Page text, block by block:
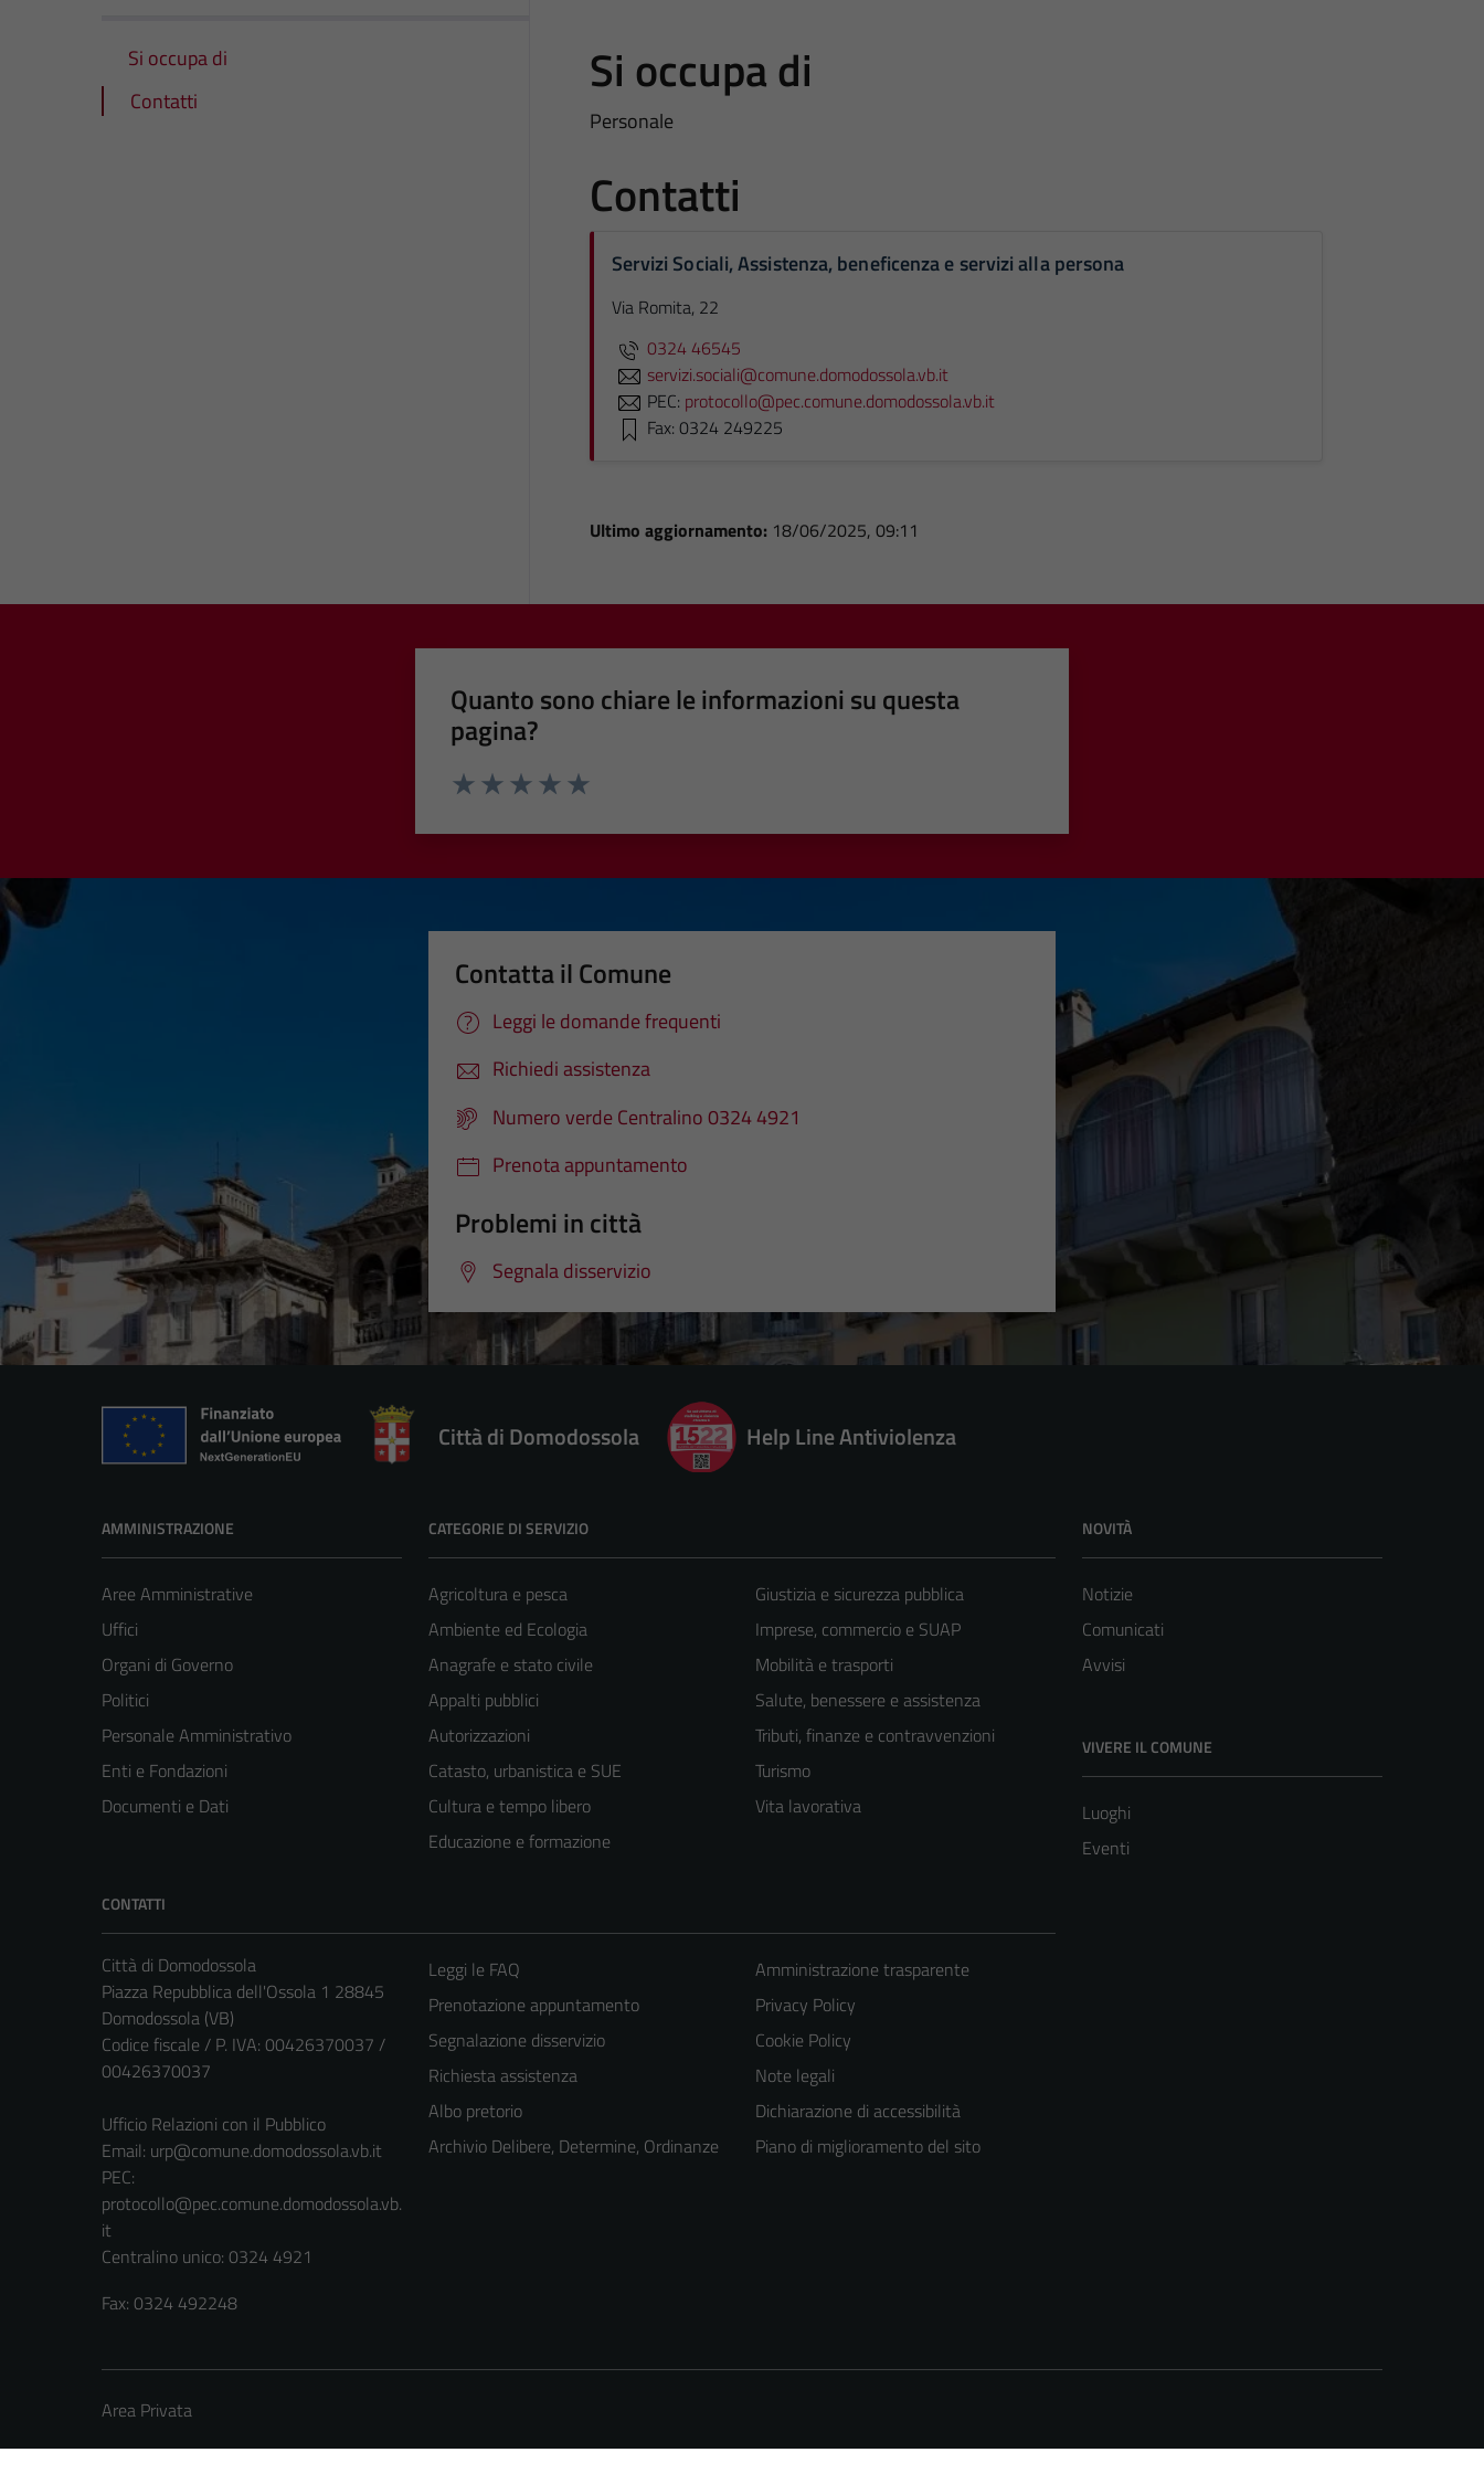
Si occupa di
Contatti
Si occupa di
Personale
Contatti
Servizi Sociali, Assistenza, beneficenza e servizi alla persona
Via Romita, 22
0324 46545
servizi.sociali@comune.domodossola.vb.it
PEC: protocollo@pec.comune.domodossola.vb.it
Fax: 0324 249225
Ultimo aggiornamento: 18/06/2025, 09:11
Quanto sono chiare le informazioni su questa
pagina?
Contatta il Comune
Leggi le domande frequenti
Richiedi assistenza
Numero verde Centralino 0324 4921
Prenota appuntamento
Problemi in città
Segnala disservizio
Città di Domodossola Help Line Antiviolenza
AMMINISTRAZIONE
Aree Amministrative
Uffici
Organi di Governo
Politici
Personale Amministrativo
Enti e Fondazioni
Documenti e Dati
CATEGORIE DI SERVIZIO
Agricoltura e pesca
Ambiente ed Ecologia
Anagrafe e stato civile
Appalti pubblici
Autorizzazioni
Catasto, urbanistica e SUE
Cultura e tempo libero
Educazione e formazione
Giustizia e sicurezza pubblica
Imprese, commercio e SUAP
Mobilità e trasporti
Salute, benessere e assistenza
Tributi, finanze e contravvenzioni
Turismo
Vita lavorativa
NOVITÀ
Notizie
Comunicati
Avvisi
VIVERE IL COMUNE
Luoghi
Eventi
CONTATTI
Città di Domodossola
Piazza Repubblica dell'Ossola 1 28845
Domodossola (VB)
Codice fiscale / P. IVA: 00426370037 /
00426370037
Ufficio Relazioni con il Pubblico
Email: urp@comune.domodossola.vb.it
PEC:
protocollo@pec.comune.domodossola.vb.
it
Centralino unico: 0324 4921
Fax: 0324 492248
Leggi le FAQ
Prenotazione appuntamento
Segnalazione disservizio
Richiesta assistenza
Albo pretorio
Archivio Delibere, Determine, Ordinanze
Amministrazione trasparente
Privacy Policy
Cookie Policy
Note legali
Dichiarazione di accessibilità
Piano di miglioramento del sito
Area Privata